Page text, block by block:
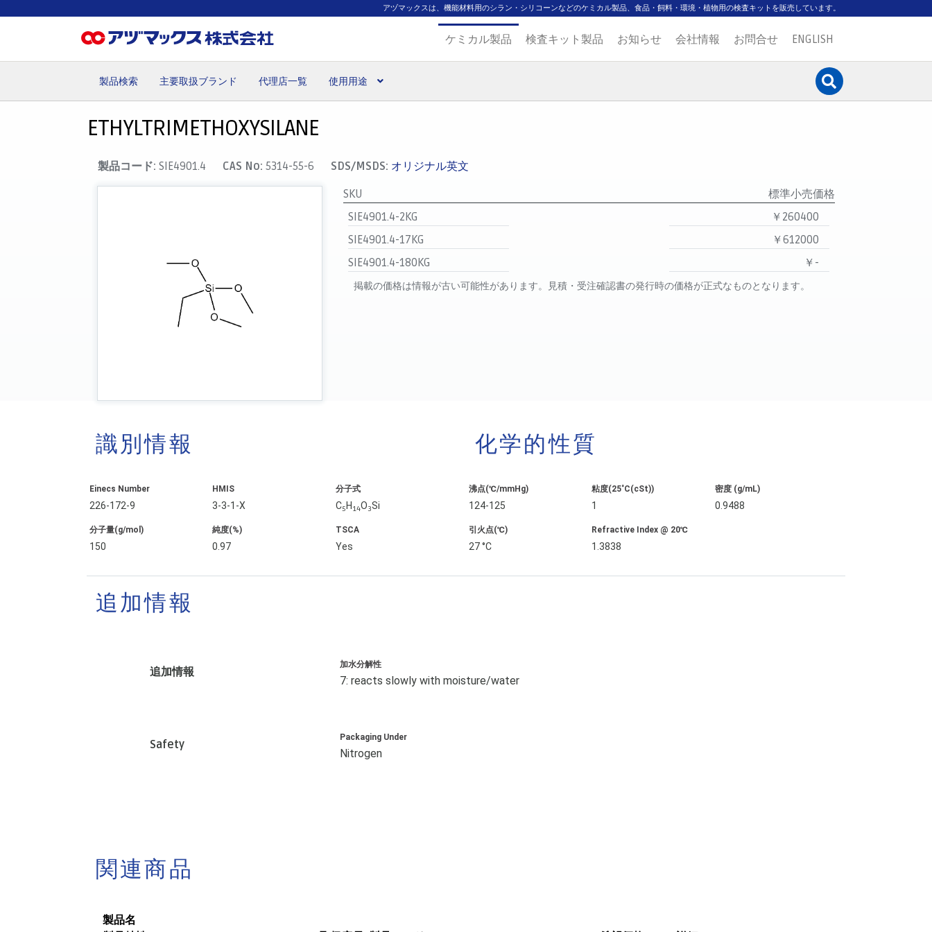
アヅマックスは、機能材料用のシラン・シリコーンなどのケミカル製品、食品・飼料・環境・植物用の検査キットを販売しています。
ケミカル製品 検査キット製品 お知らせ 会社情報 お問合せ ENGLISH
製品検索 主要取扱ブランド 代理店一覧 使用用途
ETHYLTRIMETHOXYSILANE
製品コード:SIE4901.4 CAS No:5314-55-6 SDS/MSDS: オリジナル英文
SKU
標準小売価格
SIE4901.4-2KG
￥260400
SIE4901.4-17KG
￥612000
SIE4901.4-180KG
￥-
掲載の価格は情報が古い可能性があります。見積・受注確認書の発行時の価格が正式なものとなります。
識別情報
Einecs Number
226-172-9
HMIS
3-3-1-X
分子式
C5 H 14O3Si
分子量(g/mol)
150
純度(%)
0.97
TSCA
Yes
化学的性質
沸点(℃/mmHg)
124-125
粘度(25˚C(cSt))
1
密度 (g/mL)
0.9488
引火点(℃)
27 °C
Refractive Index @ 20℃
1.3838
追加情報
追加情報
加水分解性
7: reacts slowly with moisture/water
Safety
Packaging Under
Nitrogen
関連商品
製品名